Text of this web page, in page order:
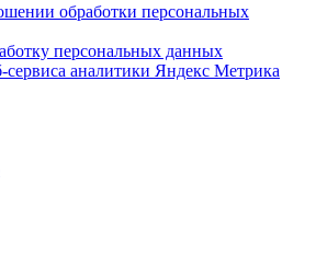
обработки персональных
персональных данных
сервиса аналитики Яндекс Метрика